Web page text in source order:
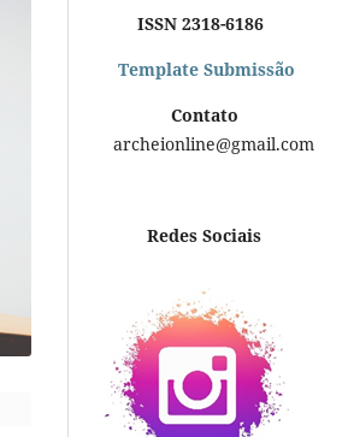
ISSN 2318-6186
Template Submissão
Contato
archeionline@gmail.com
Redes Sociais